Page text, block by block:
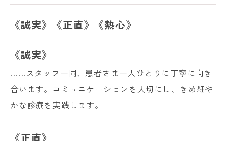
《誠実》《正直》《熱心》
《誠実》
……スタッフ一同、患者さま一人ひとりに丁寧に向き
合います。コミュニケーションを大切にし、きめ細や
かな診療を実践します。
《正直》